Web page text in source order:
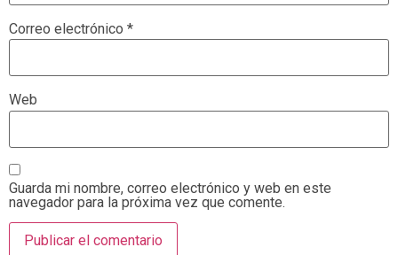
Correo electrónico *
Web
Guarda mi nombre, correo electrónico y web en este
navegador para la próxima vez que comente.